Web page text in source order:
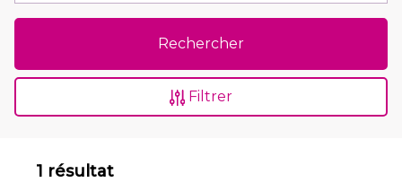
Rechercher
Filtrer
1 résultat